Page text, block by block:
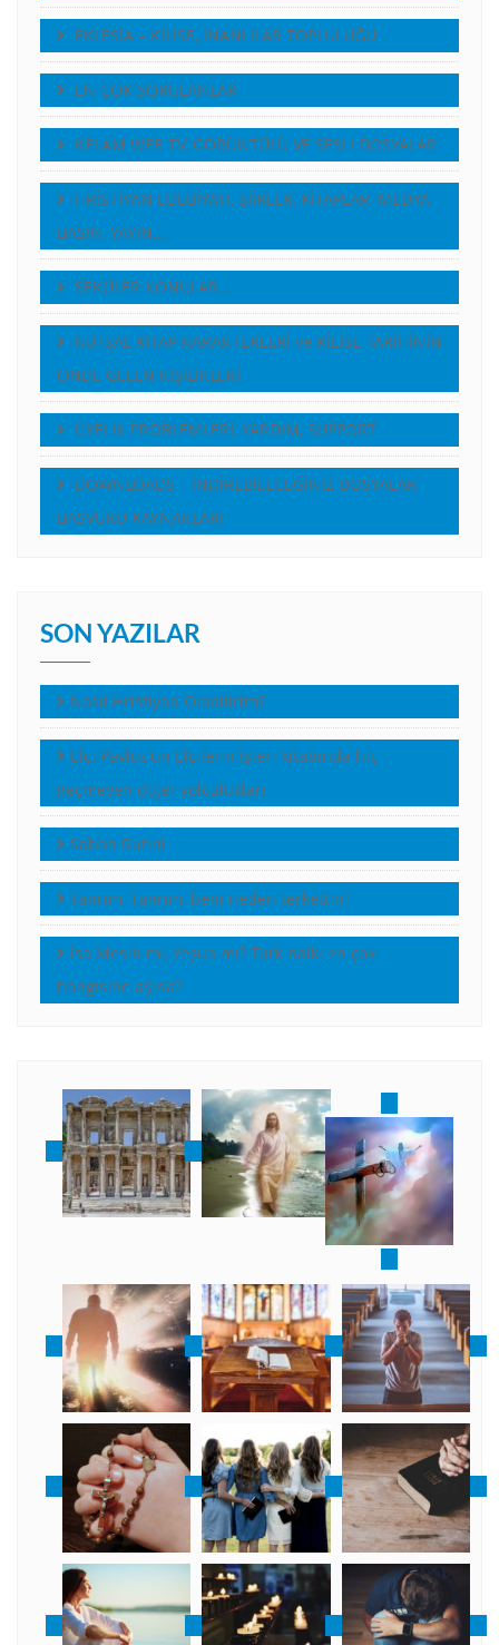
EKLESİA – KİLİSE, İNANLILAR TOPLULUĞU
EN ÇOK SORULANLAR
KELAM WEB TV, GÖRÜNTÜLÜ VE SESLI DOSYALAR
HRİSTİYAN EDEBİYATI, ŞİİRLER, KİTAPLAR, MEDYA,
BASIN, YAYIN…
SEKÜLER KONULAR…
KUTSAL KITAP KARAKTERLERİ ve KİLİSE TARİHİNİN
ÖNDE GELEN KİŞİLİKLERİ
ÜYELİK PROBLEMLERİ, YARDIM, SUPPORT
DOWNLOADS – İNDİREBİLECEĞİNİZ DOSYALAR,
BASVURU KAYNAKLARI
SON YAZILAR
Nasıl Hristiyan Olabilirim?
Elçi Pavlus’un Elçilerin İşleri kitabında hiç
geçmeyen diğer yolculukları
Sabah Rutini
Tanrım, Tanrım, beni neden terkettin?
İsa Mesih mi, Yeşua mı? Türk halkı en çok
hangisine aşina?